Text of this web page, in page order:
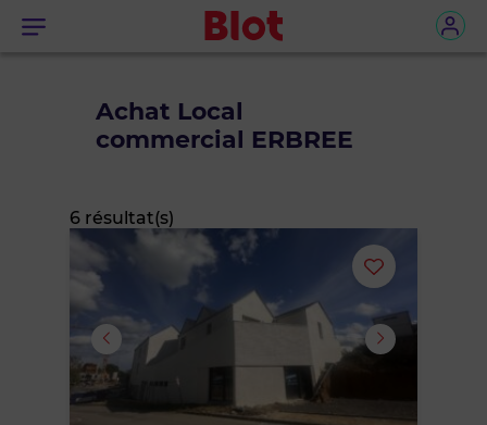
Menu
Achat Local
commercial ERBREE
6 résultat(s)
Ajouter
ou
le